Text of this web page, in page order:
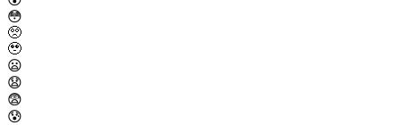
😳
🥺
🥹
😦
😧
😨
😰